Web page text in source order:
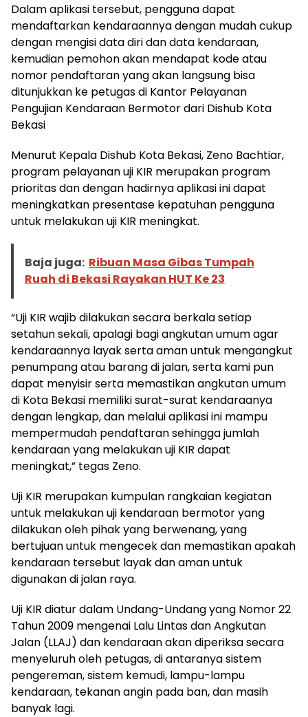
Dalam aplikasi tersebut, pengguna dapat
mendaftarkan kendaraannya dengan mudah cukup
dengan mengisi data diri dan data kendaraan,
kemudian pemohon akan mendapat kode atau
nomor pendaftaran yang akan langsung bisa
ditunjukkan ke petugas di Kantor Pelayanan
Pengujian Kendaraan Bermotor dari Dishub Kota
Bekasi
Menurut Kepala Dishub Kota Bekasi, Zeno Bachtiar,
program pelayanan uji KIR merupakan program
prioritas dan dengan hadirnya aplikasi ini dapat
meningkatkan presentase kepatuhan pengguna
untuk melakukan uji KIR meningkat.
Baja juga: Ribuan Masa Gibas Tumpah
Ruah di Bekasi Rayakan HUT Ke 23
“Uji KIR wajib dilakukan secara berkala setiap
setahun sekali, apalagi bagi angkutan umum agar
kendaraannya layak serta aman untuk mengangkut
penumpang atau barang di jalan, serta kami pun
dapat menyisir serta memastikan angkutan umum
di Kota Bekasi memiliki surat-surat kendaraanya
dengan lengkap, dan melalui aplikasi ini mampu
mempermudah pendaftaran sehingga jumlah
kendaraan yang melakukan uji KIR dapat
meningkat,” tegas Zeno.
Uji KIR merupakan kumpulan rangkaian kegiatan
untuk melakukan uji kendaraan bermotor yang
dilakukan oleh pihak yang berwenang, yang
bertujuan untuk mengecek dan memastikan apakah
kendaraan tersebut layak dan aman untuk
digunakan di jalan raya.
Uji KIR diatur dalam Undang-Undang yang Nomor 22
Tahun 2009 mengenai Lalu Lintas dan Angkutan
Jalan (LLAJ) dan kendaraan akan diperiksa secara
menyeluruh oleh petugas, di antaranya sistem
pengereman, sistem kemudi, lampu-lampu
kendaraan, tekanan angin pada ban, dan masih
banyak lagi.